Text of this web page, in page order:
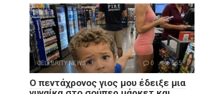
CELEBRITY NEWS 0 555
Ο πεντάχρονος γιος μου έδειξε μια